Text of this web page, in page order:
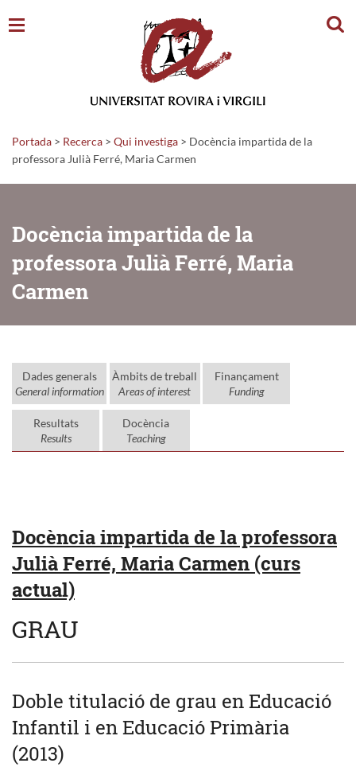
Portada > Recerca > Qui investiga > Docència impartida de la
professora Julià Ferré, Maria Carmen
Docència impartida de la
professora Julià Ferré, Maria
Carmen
Dades generals
General information
Àmbits de treball
Areas of interest
Finançament
Funding
Resultats
Results
Docència
Teaching
Docència impartida de la professora
Julià Ferré, Maria Carmen (curs
actual)
GRAU
Doble titulació de grau en Educació
Infantil i en Educació Primària
(2013)